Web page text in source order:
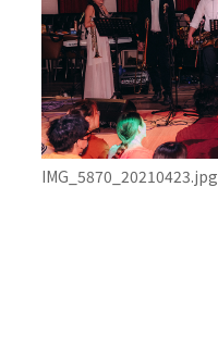
IMG_5870_20210423.jpg